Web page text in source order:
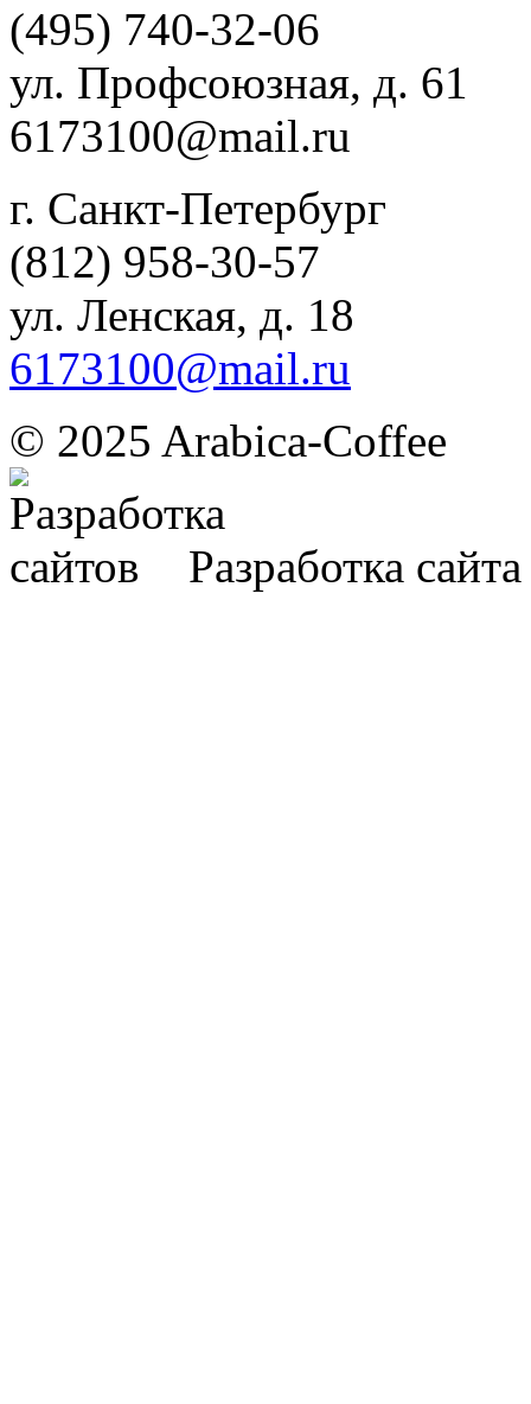
(495) 740-32-06
ул. Профсоюзная, д. 61
6173100@mail.ru
г. Санкт-Петербург
(812) 958-30-57
ул. Ленская, д. 18
6173100@mail.ru
© 2025 Arabica-Coffee
Разработка